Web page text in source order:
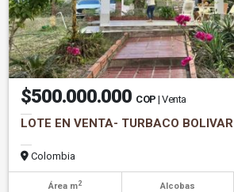
$500.000.000 COP | Venta
LOTE EN VENTA- TURBACO BOLIVAR
Colombia
Área m2 Alcobas